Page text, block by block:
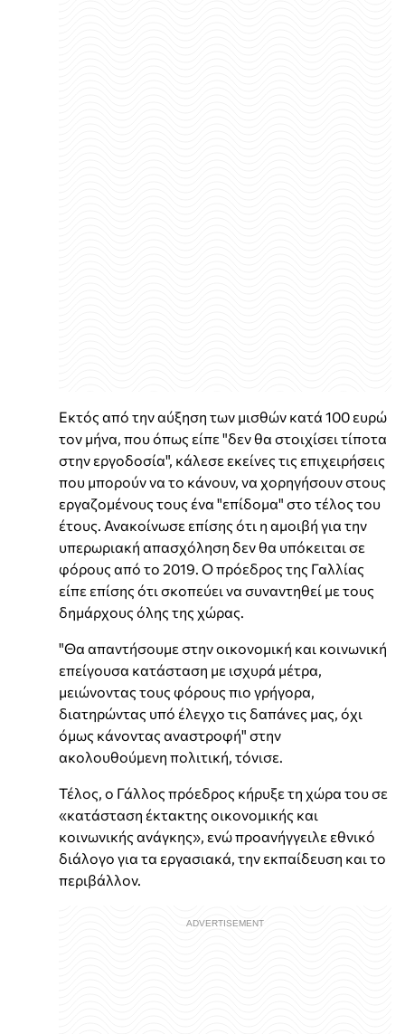
Εκτός από την αύξηση των μισθών κατά 100 ευρώ
τον μήνα, που όπως είπε "δεν θα στοιχίσει τίποτα
στην εργοδοσία", κάλεσε εκείνες τις επιχειρήσεις
που μπορούν να το κάνουν, να χορηγήσουν στους
εργαζομένους τους ένα "επίδομα" στο τέλος του
έτους. Ανακοίνωσε επίσης ότι η αμοιβή για την
υπερωριακή απασχόληση δεν θα υπόκειται σε
φόρους από το 2019. Ο πρόεδρος της Γαλλίας
είπε επίσης ότι σκοπεύει να συναντηθεί με τους
δημάρχους όλης της χώρας.
"Θα απαντήσουμε στην οικονομική και κοινωνική
επείγουσα κατάσταση με ισχυρά μέτρα,
μειώνοντας τους φόρους πιο γρήγορα,
διατηρώντας υπό έλεγχο τις δαπάνες μας, όχι
όμως κάνοντας αναστροφή" στην
ακολουθούμενη πολιτική, τόνισε.
Τέλος, ο Γάλλος πρόεδρος κήρυξε τη χώρα του σε
«κατάσταση έκτακτης οικονομικής και
κοινωνικής ανάγκης», ενώ προανήγγειλε εθνικό
διάλογο για τα εργασιακά, την εκπαίδευση και το
περιβάλλον.